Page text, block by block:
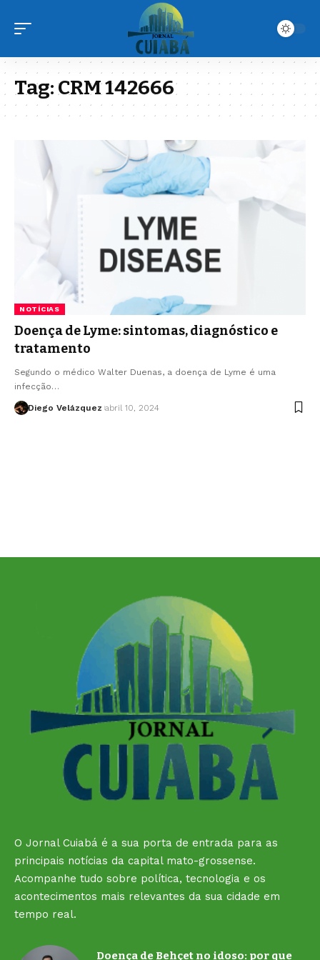
Tag:CRM 142666
NOTÍCIAS
Doença de Lyme: sintomas, diagnóstico e
tratamento
Segundo o médico Walter Duenas, a doença de Lyme é uma
infecção…
Diego Velázquez abril 10, 2024
O Jornal Cuiabá é a sua porta de entrada para as
principais notícias da capital mato-grossense.
Acompanhe tudo sobre política, tecnologia e os
acontecimentos mais relevantes da sua cidade em
tempo real.
Doença de Behçet no idoso: por que